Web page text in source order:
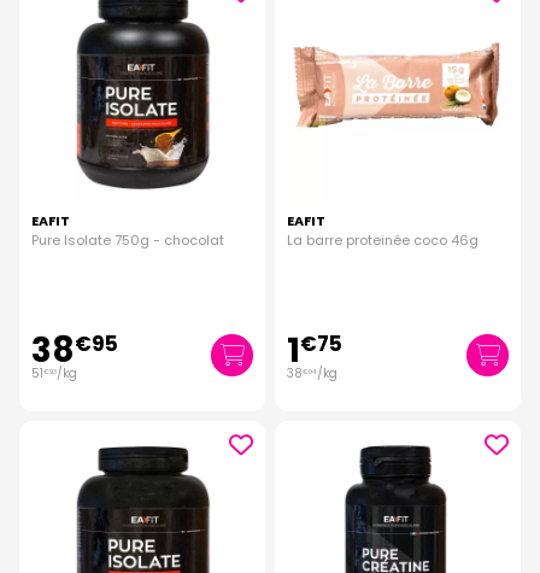
EAFIT
Pure Isolate 750g - chocolat
38€95
51€93/kg
EAFIT
La barre proteinée coco 46g
1€75
38€04 /kg